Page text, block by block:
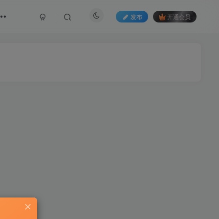
发布 开通会员